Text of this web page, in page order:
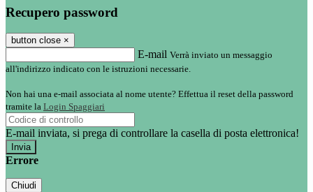
Recupero password
button close ×
E-mail Verrà inviato un messaggio
all'indirizzo indicato con le istruzioni necessarie.
Non hai una e-mail associata al nome utente? Effettua il reset della password
tramite la Login Spaggiari
E-mail inviata, si prega di controllare la casella di posta elettronica!
Errore
Chiudi